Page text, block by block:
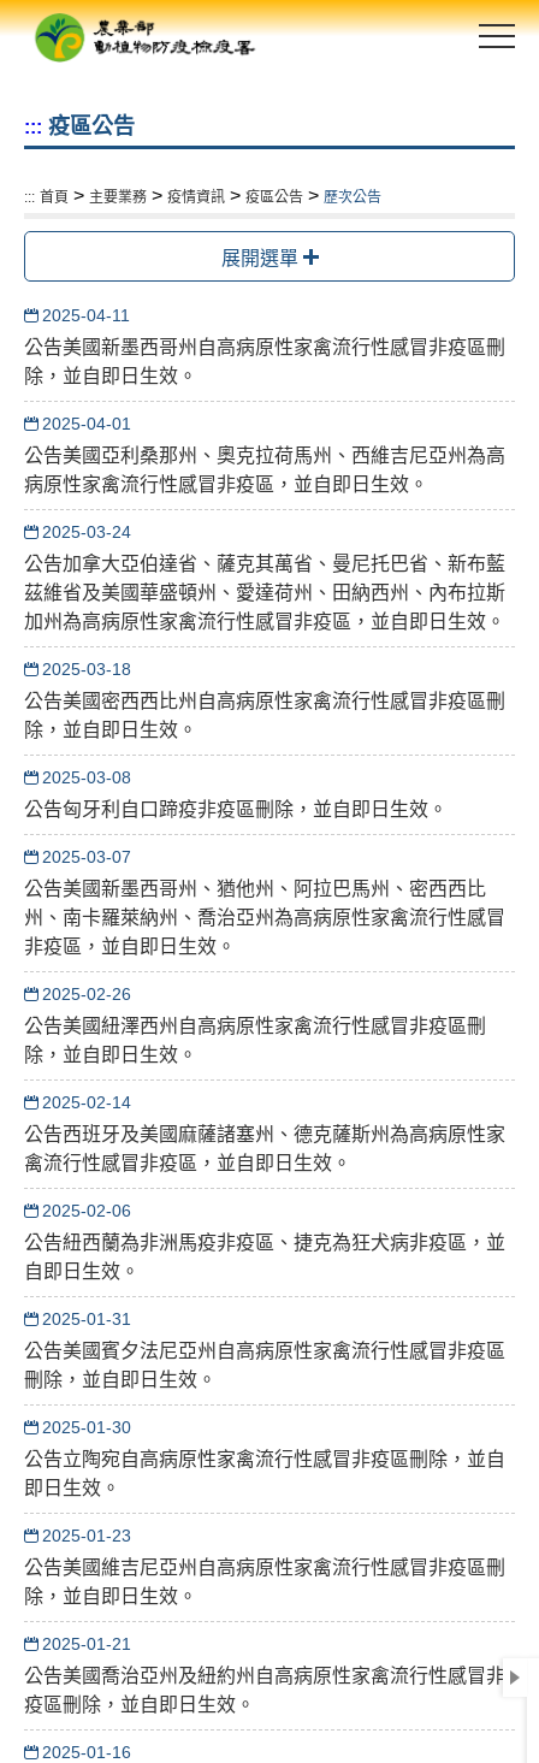
跳
::: 疫區公告
::: 首頁 > 主要業務 > 疫情資訊 > 疫區公告 > 歷次公告
展開選單
2025-04-11
公告美國新墨西哥州自高病原性家禽流行性感冒非疫區刪
除，並自即日生效。
2025-04-01
公告美國亞利桑那州、奧克拉荷馬州、西維吉尼亞州為高
病原性家禽流行性感冒非疫區，並自即日生效。
2025-03-24
公告加拿大亞伯達省、薩克其萬省、曼尼托巴省、新布藍
茲維省及美國華盛頓州、愛達荷州、田納西州、內布拉斯
加州為高病原性家禽流行性感冒非疫區，並自即日生效。
2025-03-18
公告美國密西西比州自高病原性家禽流行性感冒非疫區刪
除，並自即日生效。
2025-03-08
公告匈牙利自口蹄疫非疫區刪除，並自即日生效。
2025-03-07
公告美國新墨西哥州、猶他州、阿拉巴馬州、密西西比
州、南卡羅萊納州、喬治亞州為高病原性家禽流行性感冒
非疫區，並自即日生效。
2025-02-26
公告美國紐澤西州自高病原性家禽流行性感冒非疫區刪
除，並自即日生效。
2025-02-14
公告西班牙及美國麻薩諸塞州、德克薩斯州為高病原性家
禽流行性感冒非疫區，並自即日生效。
2025-02-06
公告紐西蘭為非洲馬疫非疫區、捷克為狂犬病非疫區，並
自即日生效。
2025-01-31
公告美國賓夕法尼亞州自高病原性家禽流行性感冒非疫區
刪除，並自即日生效。
2025-01-30
公告立陶宛自高病原性家禽流行性感冒非疫區刪除，並自
即日生效。
2025-01-23
公告美國維吉尼亞州自高病原性家禽流行性感冒非疫區刪
除，並自即日生效。
2025-01-21
公告美國喬治亞州及紐約州自高病原性家禽流行性感冒非
疫區刪除，並自即日生效。
2025-01-16